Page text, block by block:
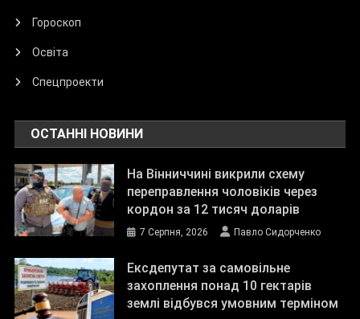
Гороскоп
Освіта
Спецпроекти
ОСТАННІ НОВИНИ
На Вінниччині викрили схему
переправлення чоловіків через
кордон за 12 тисяч доларів
7 Серпня, 2026 Павло Сидорченко
Ексдепутат за самовільне
захоплення понад 10 гектарів
землі відбувся умовним терміном